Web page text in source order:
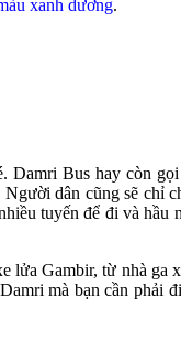
xanh dương.
Damri Bus hay còn
dân cũng sẽ chỉ
tuyến để đi và hầu
lửa Gambir, từ nhà ga
mà bạn cần phải